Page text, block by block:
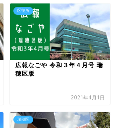
区役所
広報なごや 令和３年４月号 瑞
穂区版
2021年4月1日
瑞穂区